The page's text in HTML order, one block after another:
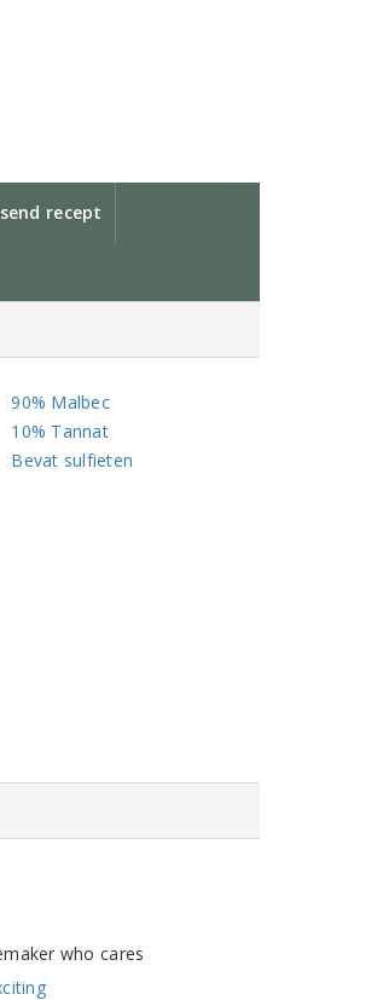
recept
90% Malbec
10% Tannat
Bevat sulfieten
who cares